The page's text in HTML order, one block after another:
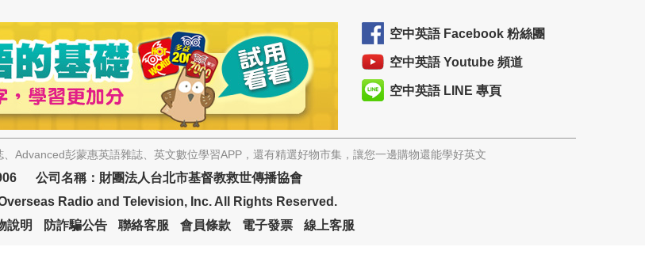
空中英語 Facebook 粉絲團
空中英語 Youtube 頻道
空中英語 LINE 專頁
Advanced彭蒙惠英語雜誌、英文數位學習APP，還有精選好物市集，讓您一邊購物還能學好英文
公司名稱：財團法人台北市基督教救世傳播協會
Radio and Television, Inc. All Rights Reserved.
說明 防詐騙公告 聯絡客服 會員條款 電子發票 線上客服